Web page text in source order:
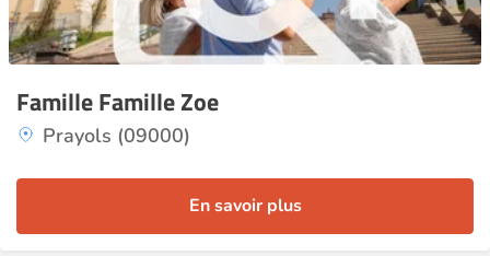
Famille Famille Zoe
Prayols (09000)
En savoir plus